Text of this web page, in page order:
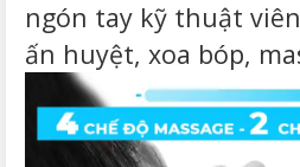
ngón tay kỹ thuật
ấn huyệt, xoa bóp,